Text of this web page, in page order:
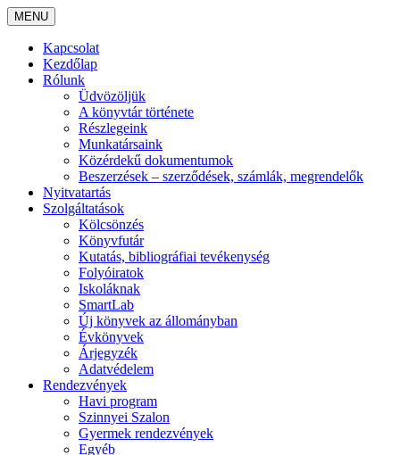
MENU
Kapcsolat
Kezdőlap
Rólunk
Üdvözöljük
A könyvtár története
Részlegeink
Munkatársaink
Közérdekű dokumentumok
Beszerzések – szerződések, számlák, megrendelők
Nyitvatartás
Szolgáltatások
Kölcsönzés
Könyvfutár
Kutatás, bibliográfiai tevékenység
Folyóiratok
Iskoláknak
SmartLab
Új könyvek az állományban
Évkönyvek
Árjegyzék
Adatvédelem
Rendezvények
Havi program
Szinnyei Szalon
Gyermek rendezvények
Egyéb